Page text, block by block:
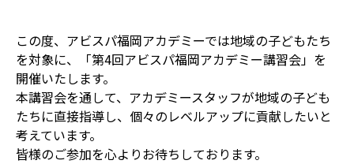
この度、アビスパ福岡アカデミーでは地域の子どもたち
を対象に、「第4回アビスパ福岡アカデミー講習会」を
開催いたします。
本講習会を通して、アカデミースタッフが地域の子ども
たちに直接指導し、個々のレベルアップに貢献したいと
考えています。
皆様のご参加を心よりお待ちしております。